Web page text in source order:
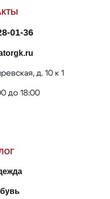
01-36
д. 10 к 1
до 18:00